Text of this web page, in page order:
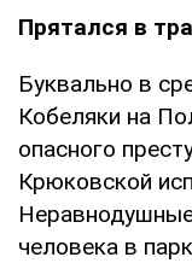
Прятался в
Буквально в
Кобеляки на
опасного
Крюковской
человека в